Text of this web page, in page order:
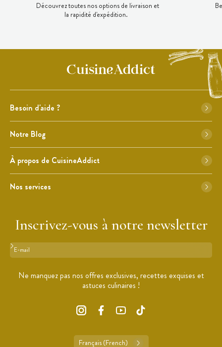
Découvrez toutes nos options de livraison et
la rapidité d'expédition.
Besoin d'aide ?
Notre Blog
À propos de CuisineAddict
Nos services
Inscrivez-vous à notre newsletter
Format : adresse@email.com
Ne manquez pas nos offres exclusives, recettes exquises et
astuces culinaires !
Français (French)